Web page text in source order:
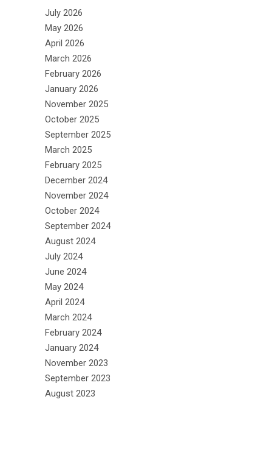
July 2026
May 2026
April 2026
March 2026
February 2026
January 2026
November 2025
October 2025
September 2025
March 2025
February 2025
December 2024
November 2024
October 2024
September 2024
August 2024
July 2024
June 2024
May 2024
April 2024
March 2024
February 2024
January 2024
November 2023
September 2023
August 2023